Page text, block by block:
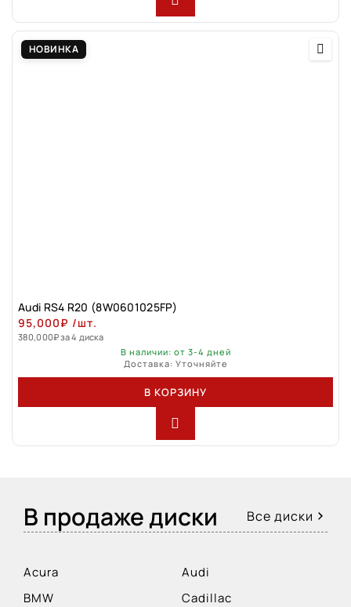
НОВИНКА
Audi RS4 R20 (8W0601025FP)
95,000₽ /шт.
380,000₽за 4 диска
В наличии: от 3-4 дней
Доставка: Уточняйте
В КОРЗИНУ
В продаже диски Все диски
Acura
Audi
BMW
Cadillac